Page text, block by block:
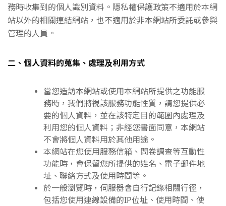
務時收集到的個人識別資料。隱私權保護政策不適用於本網
站以外的相關連結網站，也不適用於非本網站所委託或參與
管理的人員。
二、個人資料的蒐集、處理及利用方式
當您造訪本網站或使用本網站所提供之功能服
務時，我們將視該服務功能性質，請您提供必
要的個人資料，並在該特定目的範圍內處理及
利用您的個人資料；非經您書面同意，本網站
不會將個人資料用於其他用途。
本網站在您使用服務信箱、問卷調查等互動性
功能時，會保留您所提供的姓名、電子郵件地
址、聯絡方式及使用時間等。
於一般瀏覽時，伺服器會自行記錄相關行徑，
包括您使用連線設備的IP位址、使用時間、使